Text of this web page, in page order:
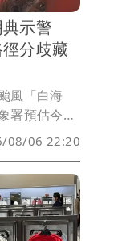
示警
分歧藏
風「白海
署預估今
接近台灣。
書分享海溫
路行經海域
時，將通過
過去曾有不
度變化仍值
08/06 22:20